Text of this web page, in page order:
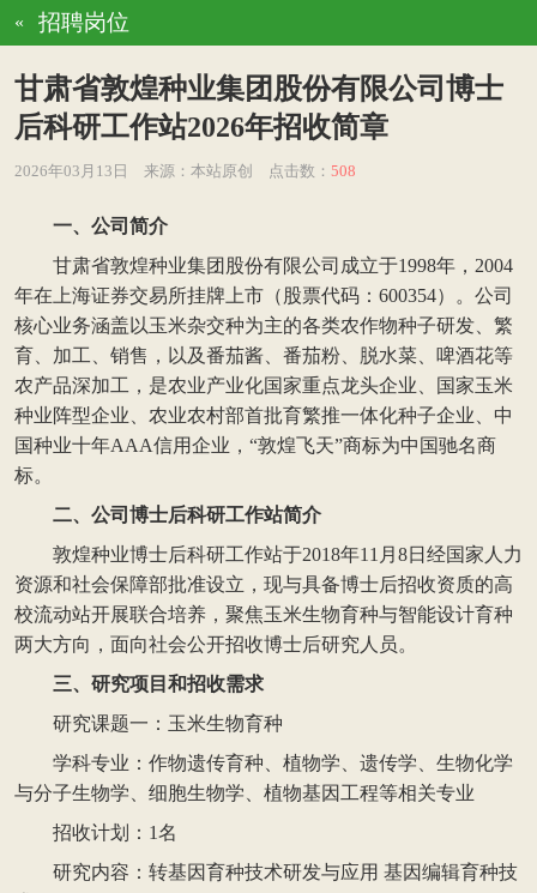
« 招聘岗位
甘肃省敦煌种业集团股份有限公司博士
后科研工作站2026年招收简章
2026年03月13日 来源：本站原创 点击数： 508
一、公司简介
甘肃省敦煌种业集团股份有限公司成立于1998年，2004
年在上海证券交易所挂牌上市（股票代码：600354）。公司
核心业务涵盖以玉米杂交种为主的各类农作物种子研发、繁
育、加工、销售，以及番茄酱、番茄粉、脱水菜、啤酒花等
农产品深加工，是农业产业化国家重点龙头企业、国家玉米
种业阵型企业、农业农村部首批育繁推一体化种子企业、中
国种业十年AAA信用企业，“敦煌飞天”商标为中国驰名商
标。
二、公司博士后科研工作站简介
敦煌种业博士后科研工作站于2018年11月8日经国家人力
资源和社会保障部批准设立，现与具备博士后招收资质的高
校流动站开展联合培养，聚焦玉米生物育种与智能设计育种
两大方向，面向社会公开招收博士后研究人员。
三、研究项目和招收需求
研究课题一：玉米生物育种
学科专业：作物遗传育种、植物学、遗传学、生物化学
与分子生物学、细胞生物学、植物基因工程等相关专业
招收计划：1名
研究内容：转基因育种技术研发与应用 基因编辑育种技